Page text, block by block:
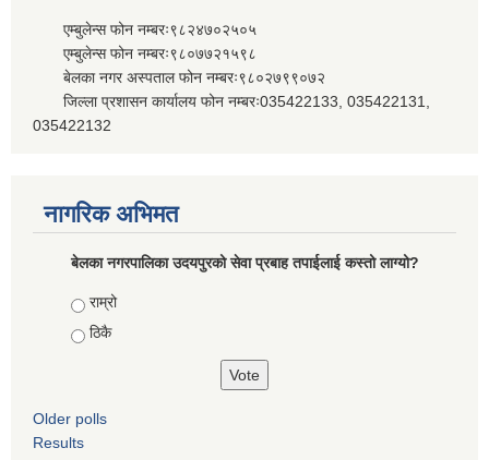
एम्बुलेन्स फोन नम्बरः९८२४७०२५०५
एम्बुलेन्स फोन नम्बरः९८०७७२१५९८
बेलका नगर अस्पताल फोन नम्बरः९८०२७९९०७२
जिल्ला प्रशासन कार्यालय फोन नम्बरः035422133, 035422131,
035422132
नागरिक अभिमत
बेलका नगरपालिका उदयपुरको सेवा प्रबाह तपाईलाई कस्तो लाग्यो?
Choices
राम्रो
ठिकै
Older polls
Results